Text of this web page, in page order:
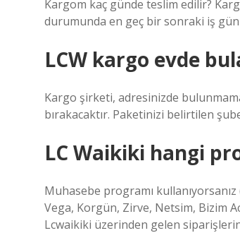
Kargom kaç günde teslim edilir?
durumunda en geç bir sonraki iş
LCW kargo evde
Kargo şirketi, adresinizde
bırakacaktır. Paketinizi belirtilen
LC Waikiki hangi
Muhasebe programı
Vega, Korgün, Zirve, Netsim, Bizim
Lcwaikiki üzerinden gelen